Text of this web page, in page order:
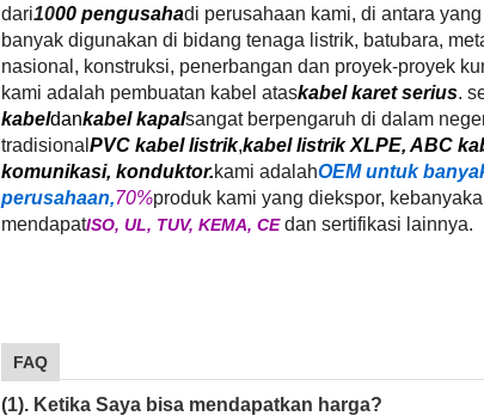
dari1000 pengusahadi perusahaan kami, di antara
banyak digunakan di bidang tenaga listrik, batubara,
nasional, konstruksi, penerbangan dan proyek-proyek
kami adalah pembuatan kabel ataskabel karet serius.
kabeldankabel kapalsangat berpengaruh di dalam
tradisional PVC kabel listrik,kabel listrik XLPE, ABC
komunikasi, konduktor.kami adalahOEM untuk
perusahaan,70%produk kami yang diekspor,
mendapatISO, UL, TUV, KEMA, CE dan sertifikasi lainnya.
FAQ
(1). Ketika Saya bisa mendapatkan harga?